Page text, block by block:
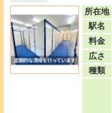
所在地
駅名
料金
広さ
種類